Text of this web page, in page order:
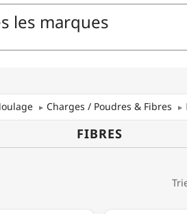
Charges / Poudres & Fibres
FIBRES